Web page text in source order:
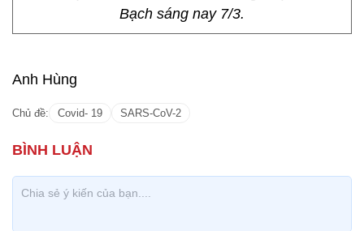
Bạch sáng nay 7/3.
Anh Hùng
Chủ đề: Covid- 19 SARS-CoV-2